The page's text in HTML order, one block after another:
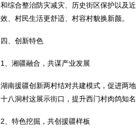
和综合整治防灾减灾、历史街区保护以及
效、村民生活更舒适、村容村貌换新颜。
四、创新特色
1、湘疆融合，共谋产业发展
湖南援疆创新两村结对共建模式，促进两
十八洞村这展示街口，提升西门村肉鸽知名
2、特色挖掘，共创援疆样板